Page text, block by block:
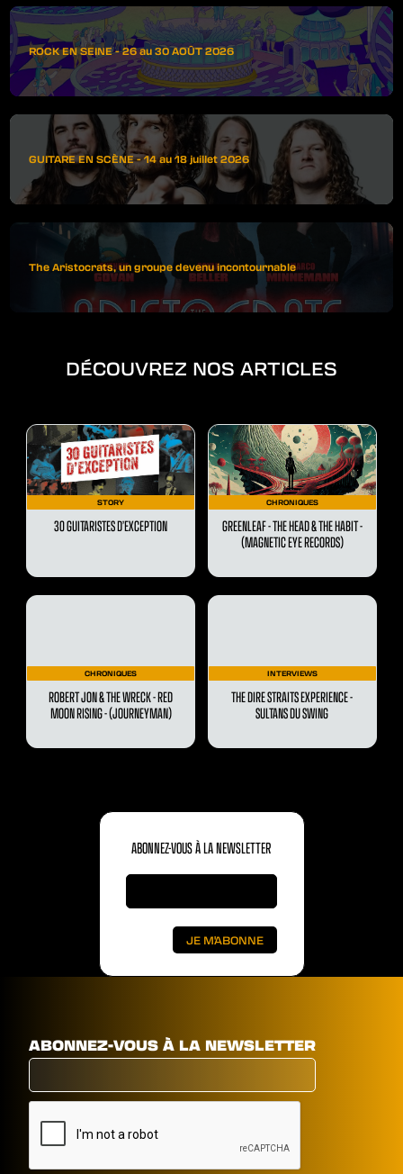
ROCK EN SEINE - 26 au 30 AOÛT 2026
GUITARE EN SCÈNE - 14 au 18 juillet 2026
The Aristocrats, un groupe devenu incontournable
DÉCOUVREZ NOS ARTICLES
STORY
30 GUITARISTES D’EXCEPTION
CHRONIQUES
GREENLEAF - THE HEAD & THE HABIT -
(MAGNETIC EYE RECORDS)
CHRONIQUES
ROBERT JON & THE WRECK - RED
MOON RISING - (JOURNEYMAN)
INTERVIEWS
THE DIRE STRAITS EXPERIENCE -
SULTANS DU SWING
ABONNEZ-VOUS À LA NEWSLETTER
ABONNEZ-VOUS À LA NEWSLETTER